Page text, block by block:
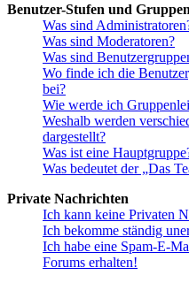
Benutzer-Stufen und Gruppen
Was sind
Was sind Moderatoren?
Was sind
Wo finde ich die
bei?
Wie werde ich
Weshalb werden
dargestellt?
Was ist eine
Was bedeutet der „Das
Private Nachrichten
Ich kann keine Privaten
Ich bekomme ständig
Ich habe eine Spam-E-
Forums erhalten!